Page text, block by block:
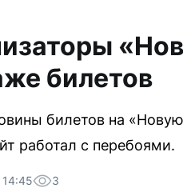
билетов
билетов на
работал с перебоями.
3